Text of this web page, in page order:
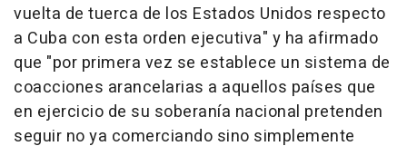
vuelta de tuerca de los Estados Unidos respecto
a Cuba con esta orden ejecutiva" y ha afirmado
que "por primera vez se establece un sistema de
coacciones arancelarias a aquellos países que
en ejercicio de su soberanía nacional pretenden
seguir no ya comerciando sino simplemente